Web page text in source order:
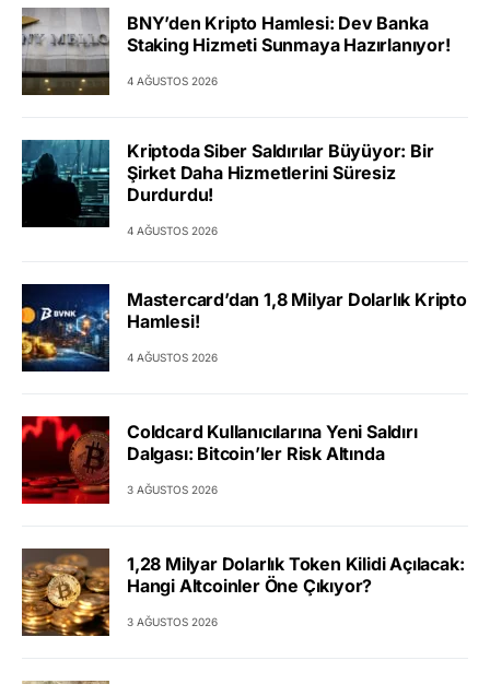
BNY’den Kripto Hamlesi: Dev Banka
Staking Hizmeti Sunmaya Hazırlanıyor!
4 AĞUSTOS 2026
Kriptoda Siber Saldırılar Büyüyor: Bir
Şirket Daha Hizmetlerini Süresiz
Durdurdu!
4 AĞUSTOS 2026
Mastercard’dan 1,8 Milyar Dolarlık Kripto
Hamlesi!
4 AĞUSTOS 2026
Coldcard Kullanıcılarına Yeni Saldırı
Dalgası: Bitcoin’ler Risk Altında
3 AĞUSTOS 2026
1,28 Milyar Dolarlık Token Kilidi Açılacak:
Hangi Altcoinler Öne Çıkıyor?
3 AĞUSTOS 2026